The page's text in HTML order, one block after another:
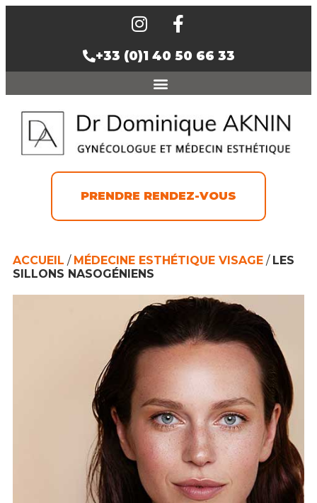
+33 (0)1 40 50 66 33
PRENDRE RENDEZ-VOUS
ACCUEIL / MÉDECINE ESTHÉTIQUE VISAGE / LES
SILLONS NASOGÉNIENS